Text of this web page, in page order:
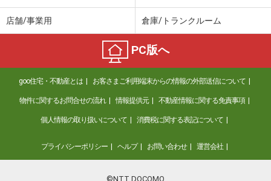
店舗/事業用 倉庫/トランクルーム
PC版へ
goo住宅・不動産とは お客さまご利用端末からの情報の外部送信について
物件に関するお問合せの流れ 情報提供元 不動産情報に関する免責事項
個人情報の取り扱いについて 消費税に関する表記について
プライバシーポリシー ヘルプ お問い合わせ 運営会社
©NTT DOCOMO